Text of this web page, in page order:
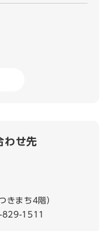
わせ先
きまち4階）
829-1511